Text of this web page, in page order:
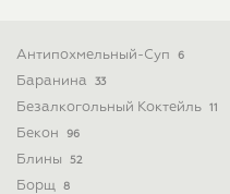
Антипохмельный-Суп 6
Баранина 33
Безалкогольный Коктейль 11
Бекон 96
Блины 52
Борщ 8